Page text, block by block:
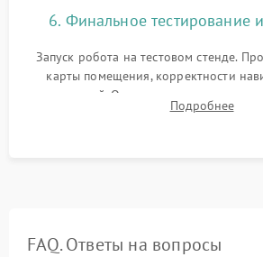
6. Финальное тестирование
Запуск робота на тестовом стенде.
карты помещения, корректности
препятствий. Оценка силы всасывания
Тестирование автоматического
Подробнее
FAQ. Ответы на вопросы